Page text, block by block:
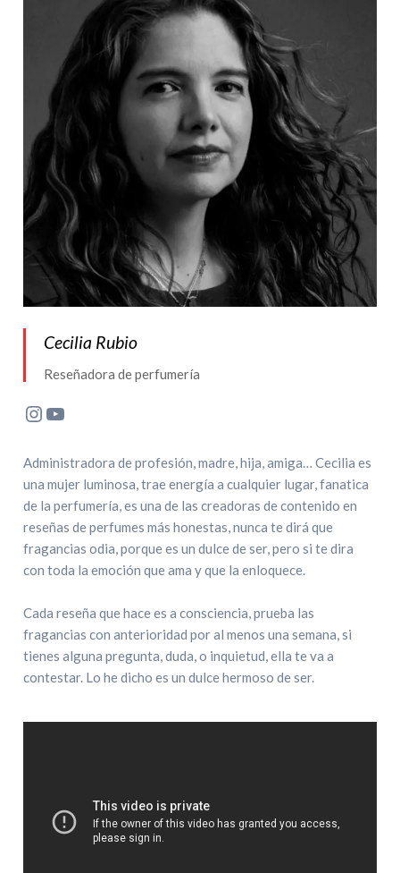
Cecilia Rubio
Reseñadora de perfumería
Instagram YouTube
Administradora de profesión, madre, hija, amiga… Cecilia es
una mujer luminosa, trae energía a cualquier lugar, fanatica
de la perfumería, es una de las creadoras de contenido en
reseñas de perfumes más honestas, nunca te dirá que
fragancias odia, porque es un dulce de ser, pero si te dira
con toda la emoción que ama y que la enloquece.
Cada reseña que hace es a consciencia, prueba las
fragancias con anterioridad por al menos una semana, si
tienes alguna pregunta, duda, o inquietud, ella te va a
contestar. Lo he dicho es un dulce hermoso de ser.